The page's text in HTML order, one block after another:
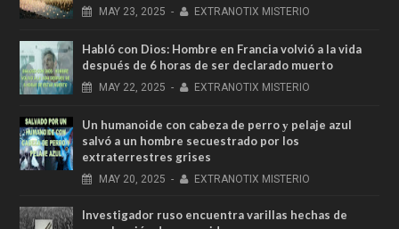
MAY 23, 2025 - EXTRANOTIX MISTERIO
Habló con Dios: Hombre en Francia volvió a la vida
después de 6 horas de ser declarado muerto
MAY 22, 2025 - EXTRANOTIX MISTERIO
Un humanoide con cabeza de perro у pelaje azul
salvó a un hombre secuestrado por los
extraterrestres grises
MAY 20, 2025 - EXTRANOTIX MISTERIO
Investigador ruso encuentra varillas hechas de